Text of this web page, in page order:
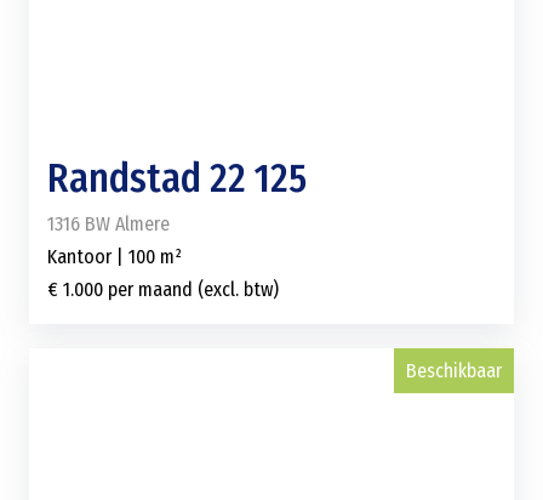
Randstad 22 125
1316 BW Almere
Kantoor | 100 m²
€ 1.000 per maand (excl. btw)
Beschikbaar